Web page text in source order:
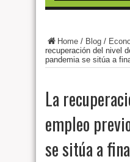
Home / Blog /
recuperación del nivel
pandemia se sitúa a
La
empleo
se sitúa a